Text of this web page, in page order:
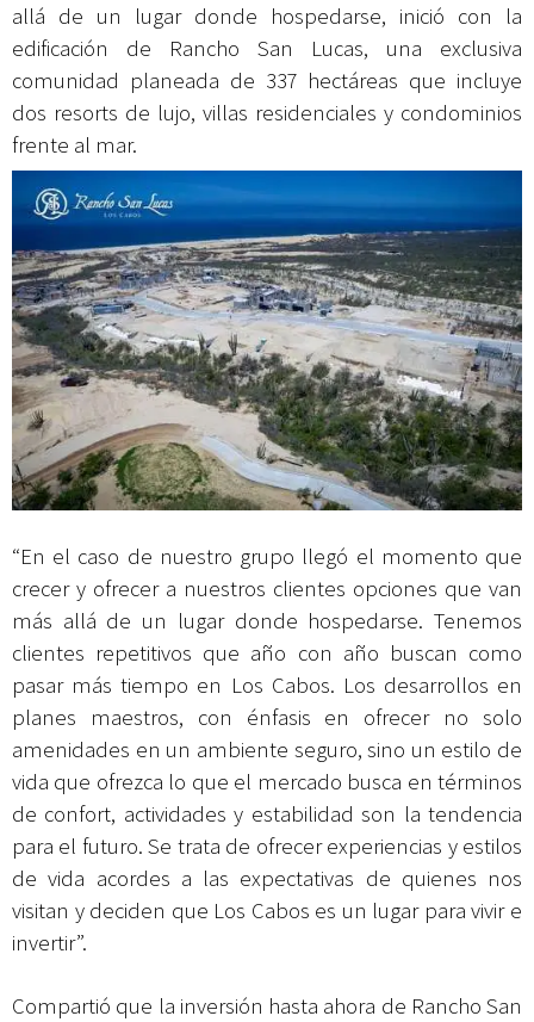
allá de un lugar donde hospedarse, inició con la
edificación de Rancho San Lucas, una exclusiva
comunidad planeada de 337 hectáreas que incluye
dos resorts de lujo, villas residenciales y condominios
frente al mar.
“En el caso de nuestro grupo llegó el momento que
crecer y ofrecer a nuestros clientes opciones que van
más allá de un lugar donde hospedarse. Tenemos
clientes repetitivos que año con año buscan como
pasar más tiempo en Los Cabos. Los desarrollos en
planes maestros, con énfasis en ofrecer no solo
amenidades en un ambiente seguro, sino un estilo de
vida que ofrezca lo que el mercado busca en términos
de confort, actividades y estabilidad son la tendencia
para el futuro. Se trata de ofrecer experiencias y estilos
de vida acordes a las expectativas de quienes nos
visitan y deciden que Los Cabos es un lugar para vivir e
invertir”.
Compartió que la inversión hasta ahora de Rancho San